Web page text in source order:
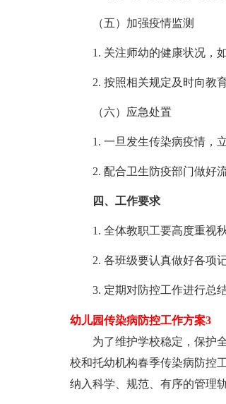
（五）加强疫情监测
1. 关注师幼的健康状况，如
2. 按照相关规定及时向教育
（六）应急处置
1. 一旦发生传染病疫情，立
2. 配合卫生防疫部门做好流
四、工作要求
1. 全体教职工要高度重视秋
2. 各班级要认真做好各项记
3. 定期对防控工作进行总结
幼儿园传染病防控工作方案3
为了维护学校稳定，保护全
校和托幼机构春季传染病防控
纳入科学、规范、有序的管理